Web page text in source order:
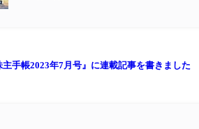
主手帳2023年7月号』に連載記事を書きました